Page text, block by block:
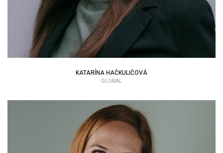
KATARÍNA HAČKULIČOVÁ
GLOBAL